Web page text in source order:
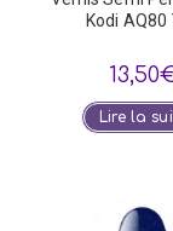
Kodi AQ80
13,50
Lire la